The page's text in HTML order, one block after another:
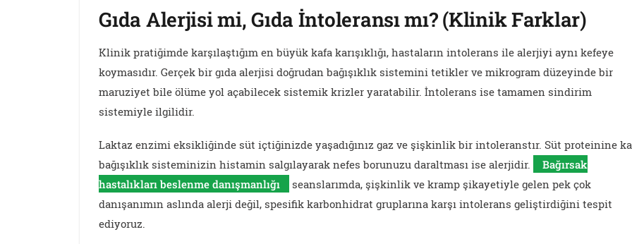
Gıda Alerjisi mi, Gıda İntoleransı mı? (Klinik Farklar)
Klinik pratiğimde karşılaştığım en büyük kafa karışıklığı, hastaların intolerans ile alerjiyi aynı kefeye
koymasıdır. Gerçek bir gıda alerjisi doğrudan bağışıklık sistemini tetikler ve mikrogram düzeyinde bir
maruziyet bile ölüme yol açabilecek sistemik krizler yaratabilir. İntolerans ise tamamen sindirim
sistemiyle ilgilidir.
Laktaz enzimi eksikliğinde süt içtiğinizde yaşadığınız gaz ve şişkinlik bir intoleranstır. Süt proteinine
bağışıklık sisteminizin histamin salgılayarak nefes borunuzu daraltması ise alerjidir.
Bağırsak
hastalıkları beslenme danışmanlığı
seanslarımda, şişkinlik ve kramp şikayetiyle gelen pek çok
danışanımın aslında alerji değil, spesifik karbonhidrat gruplarına karşı intolerans geliştirdiğini tespit
ediyoruz.